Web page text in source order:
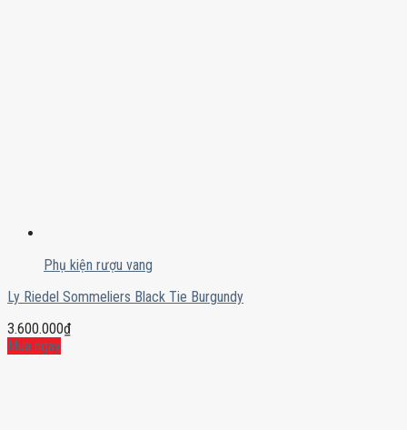
Phụ kiện rượu vang
Ly Riedel Sommeliers Black Tie Burgundy
3.600.000₫
Mua ngay